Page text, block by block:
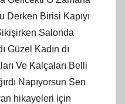
Derken Birisi Kapıyı
Salonda
Güzel Kadın dı
Ve Kalçaları Belli
Napıyorsun Sen
hikayeleri için